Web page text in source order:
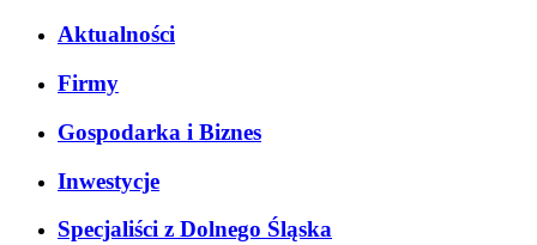
Aktualności
Firmy
Gospodarka i Biznes
Inwestycje
Specjaliści z Dolnego Śląska